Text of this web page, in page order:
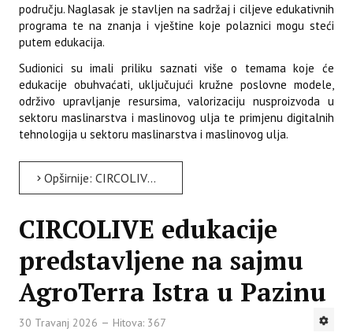
području. Naglasak je stavljen na sadržaj i ciljeve edukativnih
programa te na znanja i vještine koje polaznici mogu steći
putem edukacija.
Sudionici su imali priliku saznati više o temama koje će
edukacije obuhvaćati, uključujući kružne poslovne modele,
održivo upravljanje resursima, valorizaciju nusproizvoda u
sektoru maslinarstva i maslinovog ulja te primjenu digitalnih
tehnologija u sektoru maslinarstva i maslinovog ulja.
Opširnije: CIRCOLIVE edukacije predstavljene na manifestaciji Oleum Olivarum u Bujama
CIRCOLIVE edukacije
predstavljene na sajmu
AgroTerra Istra u Pazinu
30 Travanj 2026 Hitova: 367